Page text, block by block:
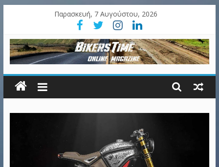
Παρασκευή, 7 Αυγούστου, 2026